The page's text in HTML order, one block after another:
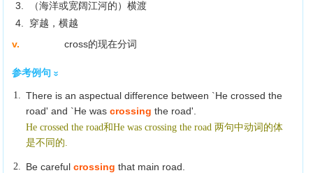
3. （海洋或宽阔江河的）横渡
4. 穿越，横越
v.
cross的现在分词
参考例句
1. There is an aspectual difference between `He crossed the
road' and `He was crossingthe road'.
He crossed the road和He was crossing the road 两句中动词的体
是不同的.
2. Be careful crossingthat main road.